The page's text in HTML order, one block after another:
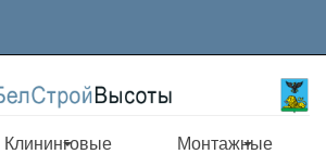
Клининговые
Монтажные